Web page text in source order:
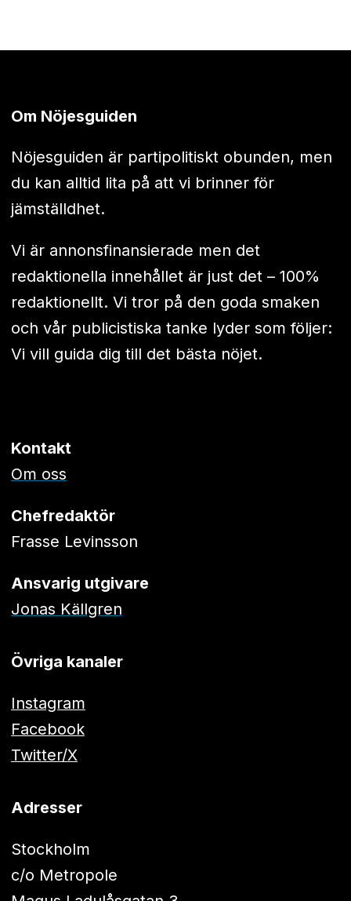
Om Nöjesguiden
Nöjesguiden är partipolitiskt obunden, men
du kan alltid lita på att vi brinner för
jämställdhet.
Vi är annonsfinansierade men det
redaktionella innehållet är just det – 100%
redaktionellt. Vi tror på den goda smaken
och vår publicistiska tanke lyder som följer:
Vi vill guida dig till det bästa nöjet.
Kontakt
Om oss
Chefredaktör
Frasse Levinsson
Ansvarig utgivare
Jonas Källgren
Övriga kanaler
Instagram
Facebook
Twitter/X
Adresser
Stockholm
c/o Metropole